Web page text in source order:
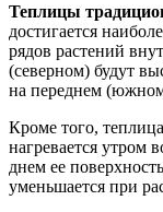
Теплицы
достигается
рядов растений
(северном) будут
на переднем
Кроме того,
нагревается утром
днем ее
уменьшается при